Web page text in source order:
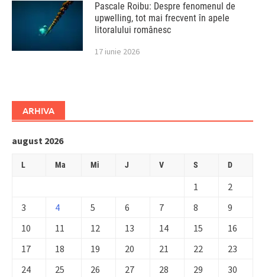
Pascale Roibu: Despre fenomenul de
upwelling, tot mai frecvent în apele
litoralului românesc
17 iunie 2026
ARHIVA
august 2026
L Ma Mi J V S D
1
2
3
4 5 6 7 8
9
10
11 12 13 14 15
16
17
18 19 20 21 22
23
24
25 26 27 28 29
30